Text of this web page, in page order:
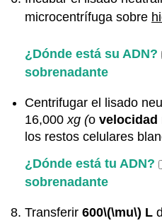
microcentrífuga sobre
¿Dónde está su ADN?
sobrenadante
Centrifugar el lisado
16,000xg (ovelocidad
los restos celulares
¿Dónde está tu ADN?
sobrenadante
Transferir600\(\mu\) L